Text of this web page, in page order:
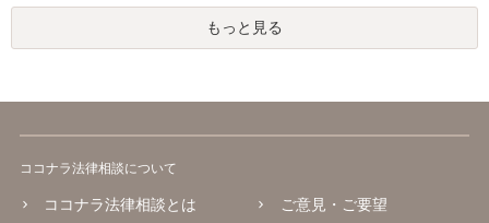
もっと見る
ココナラ法律相談について
ココナラ法律相談とは ご意見・ご要望